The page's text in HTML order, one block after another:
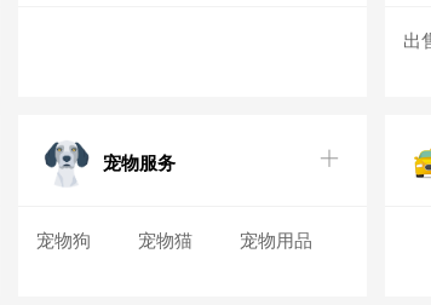
出
宠物服务
宠物狗 宠物猫 宠物用品